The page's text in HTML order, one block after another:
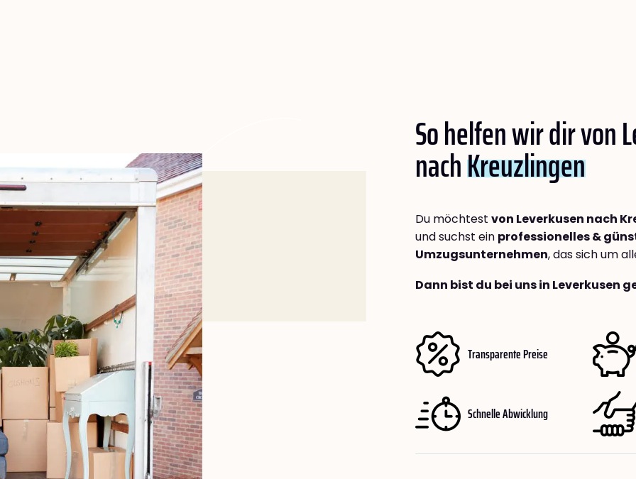
So helfen wir dir von
nachKreuzlingen
Du möchtest von Leverkusen nach
und suchst ein professionelles &
Umzugsunternehmen, das sich um
Dann bist du bei uns in Leverkusen
Transparente Preise
Schnelle Abwicklung